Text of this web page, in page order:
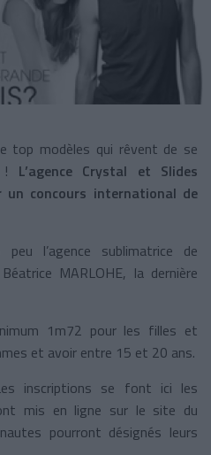
top modèles qui rêvent de se
L’agence Crystal et Slides
un concours international de
peu l’agence sublimatrice de
MARLOHE, la dernière
1m72 pour les filles et
et avoir entre 15 et 20 ans.
inscriptions se font ici les
mis en ligne sur le site du
pourront désignés leurs